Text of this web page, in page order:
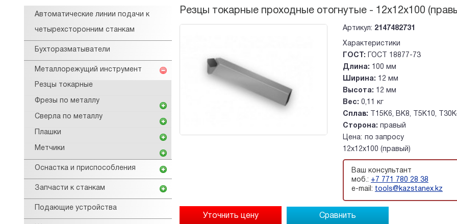
Автоматические линии подачи к
четырехсторонним станкам
Бухторазматыватели
Металлорежущий инструмент
Резцы токарные
Фрезы по металлу
Сверла по металлу
Плашки
Метчики
Оснастка и приспособления
Запчасти к станкам
Подающие устройства
Резцы токарные проходные отогнутые - 12х12х100
Артикул: 2147482731
Характеристики
ГОСТ:
ГОСТ 18877-73
Длина: 100 мм
Ширина: 12 мм
Высота: 12 мм
Вес: 0,11 кг
Сплав:
Т15К6, ВК8, Т5К10,
Сторона: правый
Цена: по запросу
12х12х100 (правый)
Ваш консультант
моб.: +7 771 780 28 38
e-mail: tools@kazstanex.kz
Сравнить